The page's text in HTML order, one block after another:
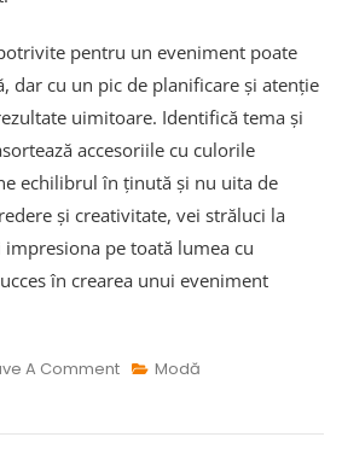
pentru un eveniment poate
dar cu un pic de planificare și atenție
uimitoare. Identifică tema și
accesoriile cu culorile
echilibrul în ținută și nu uita de
și creativitate, vei străluci la
pe toată lumea cu
în crearea unui eveniment
A CommentOn
Să
Modă